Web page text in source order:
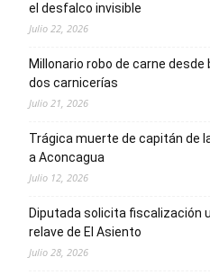
el desfalco invisible
Julio 22, 2026
Millonario robo de carne
dos carnicerías
Julio 21, 2026
Trágica muerte de capitán de
a Aconcagua
Julio 12, 2026
Diputada solicita fiscalización
relave de El Asiento
Julio 28, 2026